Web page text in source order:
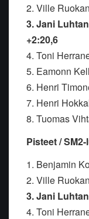
2. Ville
3. Jani
+2:20,6
4. Toni
5. Eamonn
6. Henri
7. Henri
8. Tuomas
Pisteet /
1. Benjamin
2. Ville
3. Jani
4. Toni